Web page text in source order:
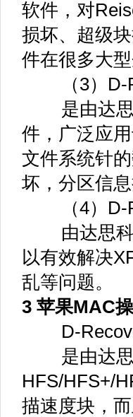
软件，对
损坏、超级
件在很多大
（3）D-
是由达思
件，广泛应
文件系统针
坏，分区信
（4）D-
由达思科
以有效解决
乱等问题。
3 苹果MAC
D-
是由达思
HFS/HFS+/
描速度块，